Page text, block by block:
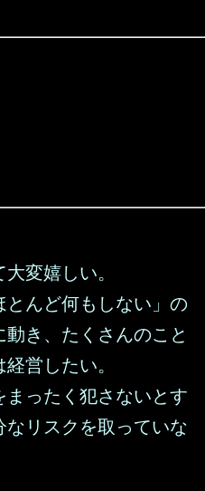
変嬉しい。
とんど何もしない」の
き、たくさんのこと
営したい。
まったく犯さないとす
リスクを取っていな